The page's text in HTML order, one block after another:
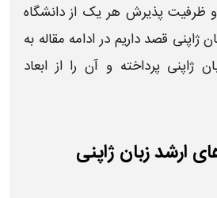
و ظرفیت پذیرش هر یک ازدانشگاه
ژاپنی قصد داریم در ادامه مقاله به
ژاپنی پرداخته و آن را از ابعاد
ارشد زبان ژاپنی